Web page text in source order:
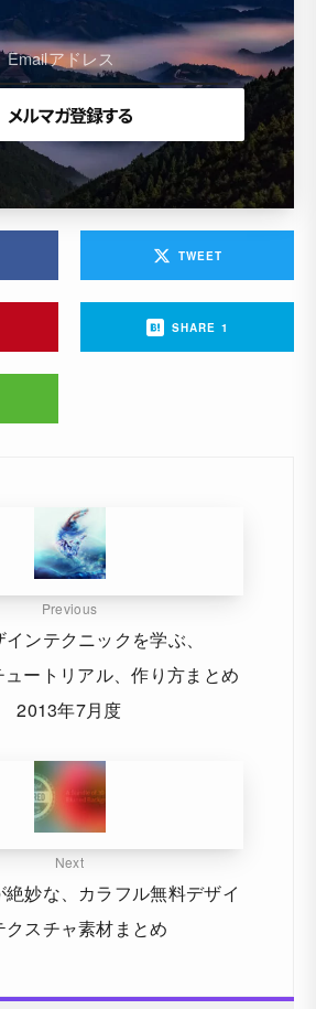
TWEET
SHARE 1
Previous
ンテクニックを学ぶ、
ートリアル、作り方まとめ
2013年7月度
Next
妙な、カラフル無料デザイ
クスチャ素材まとめ